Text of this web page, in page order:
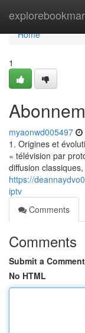
Home
Home
1
myaonwd005497
1. Origines et
« télévision par
diffusion
https://
iptv
Comments
Comments
Submit a Comment
No HTML